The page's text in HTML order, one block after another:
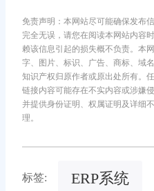
免责声明：本网站尽可能确保发布
完全无误，请您在阅读本网站内容
赖该信息引起的损失概不负责。本
字、图片、标识、广告、商标、域
知识产权归原作者或原出处所有。
链接内容可能存在不实内容或涉嫌
并提供身份证明、权属证明及详细
理。
标签: ERP系统